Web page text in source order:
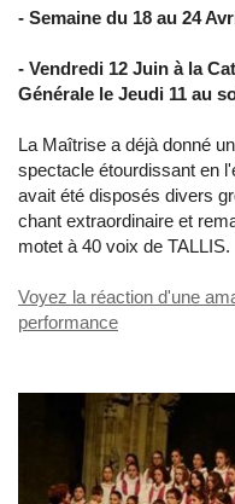
- Semaine du 18 au 24
- Vendredi 12 Juin à la
Générale le Jeudi 11 au
La Maîtrise a déjà donné
spectacle étourdissant en
avait été disposés divers
chant extraordinaire et
motet à 40 voix de TALLIS.
Voyez la réaction d'une
performance